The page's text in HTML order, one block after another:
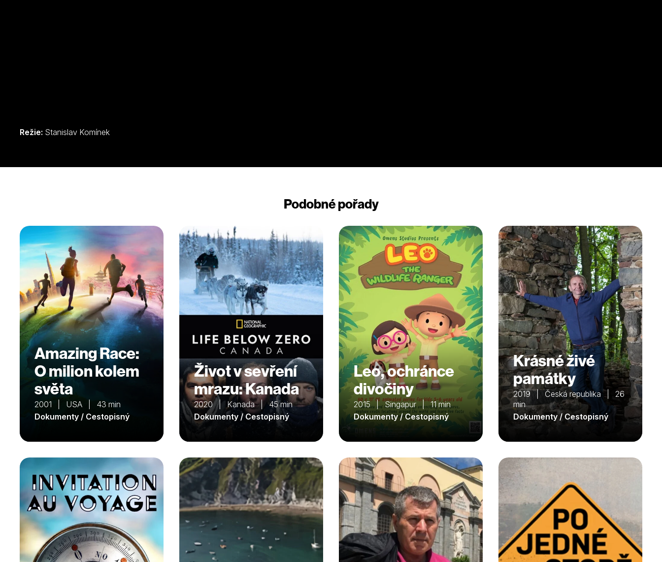
Režie: Stanislav Komínek
Podobné pořady
Amazing Race:
O milion kolem
světa
2001 | USA | 43 min
Dokumenty / Cestopisný
Život v sevření
mrazu: Kanada
2020 | Kanada | 45 min
Dokumenty / Cestopisný
Leo, ochránce
divočiny
2015 | Singapur | 11 min
Dokumenty / Cestopisný
Krásné živé
památky
2019 | Česká republika | 26
min
Dokumenty / Cestopisný